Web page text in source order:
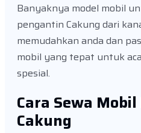
Banyaknya model mobil
pengantin Cakung dari
memudahkan anda dan
mobil yang tepat untuk
spesial.
Cara Sewa
Cakung